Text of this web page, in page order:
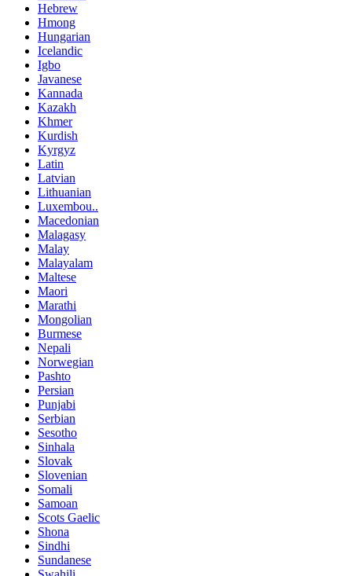
Hebrew
Hmong
Hungarian
Icelandic
Igbo
Javanese
Kannada
Kazakh
Khmer
Kurdish
Kyrgyz
Latin
Latvian
Lithuanian
Luxembou..
Macedonian
Malagasy
Malay
Malayalam
Maltese
Maori
Marathi
Mongolian
Burmese
Nepali
Norwegian
Pashto
Persian
Punjabi
Serbian
Sesotho
Sinhala
Slovak
Slovenian
Somali
Samoan
Scots Gaelic
Shona
Sindhi
Sundanese